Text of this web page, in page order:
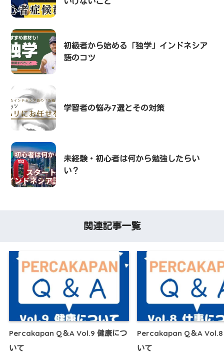
初級者から始める「独学」インドネシア
語のコツ
学習者の悩み7選とその対策
未経験・初心者は何から勉強したらい
い？
関連記事一覧
Percakapan Q＆A Vol.9 健康につ
いて
Percakapan Q＆A Vol.8
いて